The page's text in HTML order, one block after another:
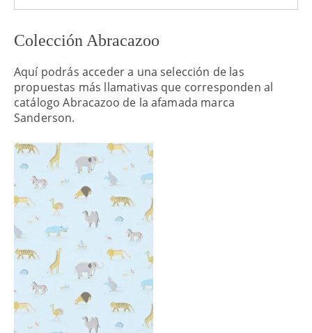
Colección Abracazoo
Aquí podrás acceder a una selección de las
propuestas más llamativas que corresponden al
catálogo Abracazoo de la afamada marca
Sanderson.